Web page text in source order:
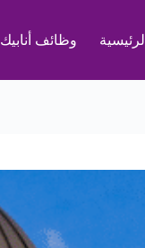
الرئيسية وظائف أنابيك